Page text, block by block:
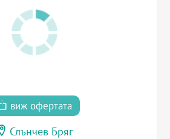
виж офертата
Слънчев Бряг